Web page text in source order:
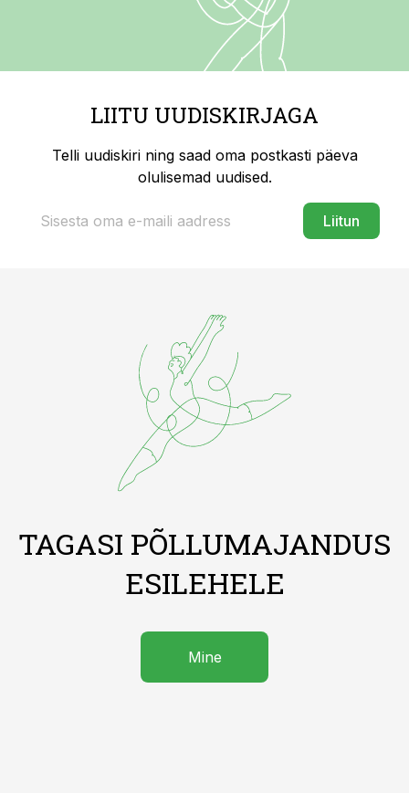
LIITU UUDISKIRJAGA
Telli uudiskiri ning saad oma postkasti päeva
olulisemad uudised.
Liitun
TAGASI PÕLLUMAJANDUS
ESILEHELE
Mine